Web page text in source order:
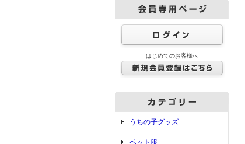
はじめてのお客様へ
うちの子グッズ
ペット服